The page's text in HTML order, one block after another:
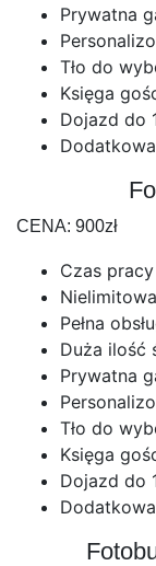
Prywatna
Tło do
Księga
Dojazd do
CENA: 900zł
Czas
Pełna
Duża ilość
Prywatna
Tło do
Księga
Dojazd do